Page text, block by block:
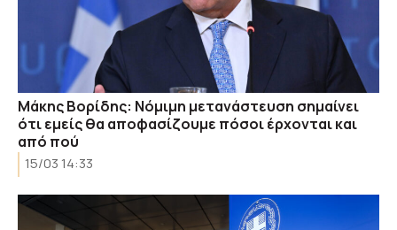
Μάκης Βορίδης: Νόμιμη μετανάστευση σημαίνει
ότι εμείς θα αποφασίζουμε πόσοι έρχονται και
από πού
15/03 14:33